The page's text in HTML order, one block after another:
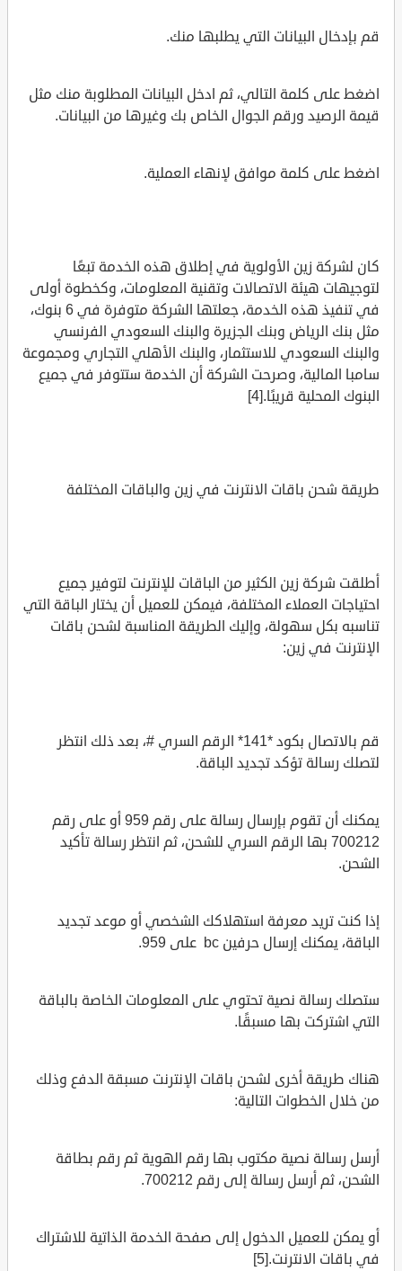
قم بإدخال البيانات التي يطلبها منك.
اضغط على كلمة التالي، ثم ادخل البيانات المطلوبة منك مثل
قيمة الرصيد ورقم الجوال الخاص بك وغيرها من البيانات.
اضغط على كلمة موافق لإنهاء العملية.
كان لشركة زين الأولوية في إطلاق هذه الخدمة تبعًا
لتوجيهات هيئة الاتصالات وتقنية المعلومات، وكخطوة أولى
في تنفيذ هذه الخدمة، جعلتها الشركة متوفرة في 6 بنوك،
مثل بنك الرياض وبنك الجزيرة والبنك السعودي الفرنسي
والبنك السعودي للاستثمار، والبنك الأهلي التجاري ومجموعة
سامبا المالية، وصرحت الشركة أن الخدمة ستتوفر في جميع
البنوك المحلية قريبًا.[4]
طريقة شحن باقات الانترنت في زين والباقات المختلفة
أطلقت شركة زين الكثير من الباقات للإنترنت لتوفير جميع
احتياجات العملاء المختلفة، فيمكن للعميل أن يختار الباقة التي
تناسبه بكل سهولة، وإليك الطريقة المناسبة لشحن باقات
الإنترنت في زين:
قم بالاتصال بكود *141* الرقم السري #، بعد ذلك انتظر
لتصلك رسالة تؤكد تجديد الباقة.
يمكنك أن تقوم بإرسال رسالة على رقم 959 أو على رقم
700212 بها الرقم السري للشحن، ثم انتظر رسالة تأكيد
الشحن.
إذا كنت تريد معرفة استهلاكك الشخصي أو موعد تجديد
الباقة، يمكنك إرسال حرفين bc على 959.
ستصلك رسالة نصية تحتوي على المعلومات الخاصة بالباقة
التي اشتركت بها مسبقًا.
هناك طريقة أخرى لشحن باقات الإنترنت مسبقة الدفع وذلك
من خلال الخطوات التالية:
أرسل رسالة نصية مكتوب بها رقم الهوية ثم رقم بطاقة
الشحن، ثم أرسل رسالة إلى رقم 700212.
أو يمكن للعميل الدخول إلى صفحة الخدمة الذاتية للاشتراك
في باقات الانترنت.[5]